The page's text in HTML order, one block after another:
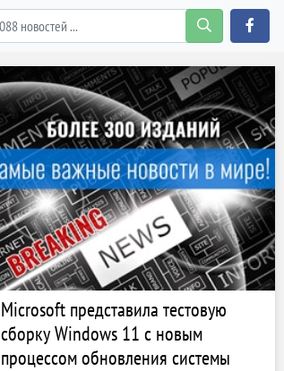
Microsoft представила тестовую
сборку Windows 11 с новым
процессом обновления системы